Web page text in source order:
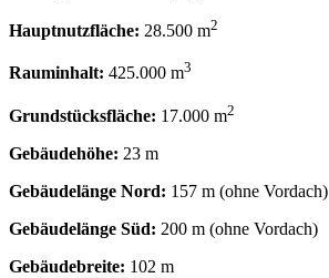
Hauptnutzfläche: 28.500 m2
Rauminhalt: 425.000 m3
Grundstücksfläche: 17.000 m2
Gebäudehöhe: 23 m
Gebäudelänge Nord: 157 m (ohne Vordach)
Gebäudelänge Süd: 200 m (ohne Vordach)
Gebäudebreite: 102 m